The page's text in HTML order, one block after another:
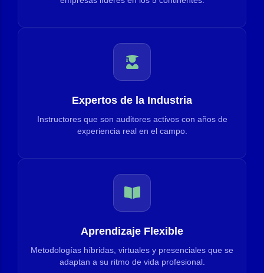
Expertos de la Industria
Instructores que son auditores activos con años de
experiencia real en el campo.
Aprendizaje Flexible
Metodologías híbridas, virtuales y presenciales que se
adaptan a su ritmo de vida profesional.